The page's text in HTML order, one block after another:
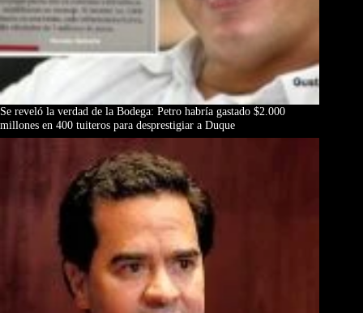
Se reveló la verdad de la Bodega: Petro habría gastado $2.000
millones en 400 tuiteros para desprestigiar a Duque